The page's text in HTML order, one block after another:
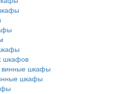
шкафов
винные шкафы
шкафы